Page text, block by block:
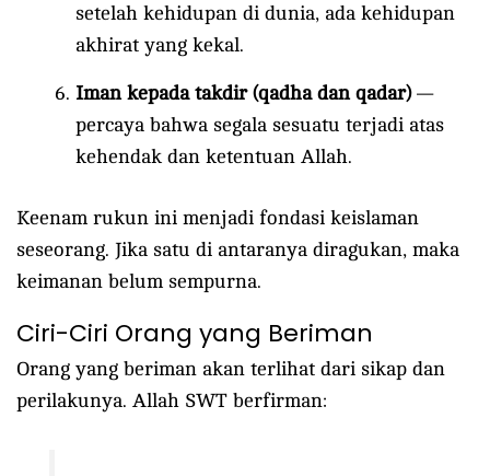
setelah kehidupan di dunia, ada kehidupan
akhirat yang kekal.
Iman kepada takdir (qadha dan qadar)—
percaya bahwa segala sesuatu terjadi atas
kehendak dan ketentuan Allah.
Keenam rukun ini menjadi fondasi keislaman
seseorang. Jika satu di antaranya diragukan, maka
keimanan belum sempurna.
Ciri-Ciri Orang yang Beriman
Orang yang beriman akan terlihat dari sikap dan
perilakunya. Allah SWT berfirman: